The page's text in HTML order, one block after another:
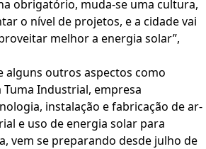
obrigatório, muda-se uma cultura,
o nível de projetos, e a cidade vai
melhor a energia solar”,
alguns outros aspectos como
Industrial, empresa
instalação e fabricação de ar-
e uso de energia solar para
vem se preparando desde julho de